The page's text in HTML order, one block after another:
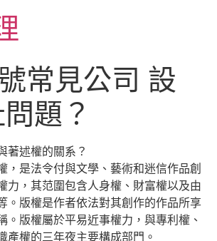
常見公司 設
題？
著述權的關系？
是法令付與文學、藝術和迷信作品創
力，其范圍包含人身權、財富權以及由
。版權是作者依法對其創作的作品所享
。版權屬於平易近事權力，與專利權、
產權的三年夜主要構成部門。